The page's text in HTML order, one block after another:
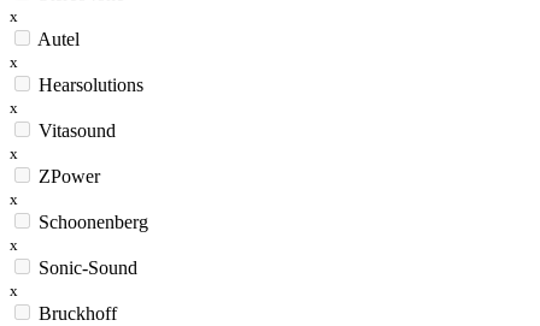
x
Autel
x
Hearsolutions
x
Vitasound
x
ZPower
x
Schoonenberg
x
Sonic-Sound
x
Bruckhoff